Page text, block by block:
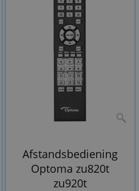
Afstandsbediening
Optoma zu820t
zu920t